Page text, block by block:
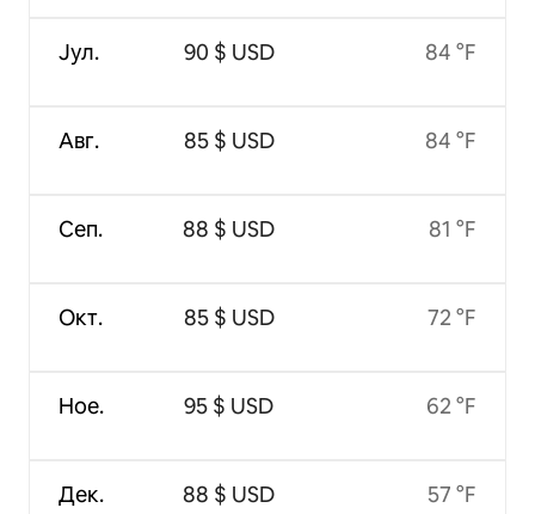
Јул.
Авг.
Сеп.
Окт.
Ное.
Дек.
90 $ USD
85 $ USD
88 $ USD
85 $ USD
95 $ USD
88 $ USD
84 °F
84 °F
81 °F
72 °F
62 °F
57 °F